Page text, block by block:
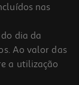
nas
dia da
Ao valor das
a utilização